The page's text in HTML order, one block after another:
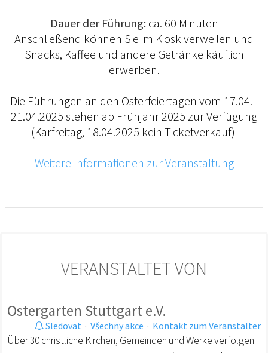
Dauer der Führung:ca. 60 Minuten
Anschließend können Sie im Kiosk verweilen und
Snacks, Kaffee und andere Getränke käuflich
erwerben.
Die Führungen an den Osterfeiertagen vom 17.04. -
21.04.2025 stehen ab Frühjahr 2025 zur Verfügung
(Karfreitag, 18.04.2025 kein Ticketverkauf)
Weitere Informationen zur Veranstaltung
VERANSTALTET VON
Ostergarten Stuttgart e.V.
Sledovat · Všechny akce · Kontakt zum Veranstalter
Über 30 christliche Kirchen, Gemeinden und Werke verfolgen